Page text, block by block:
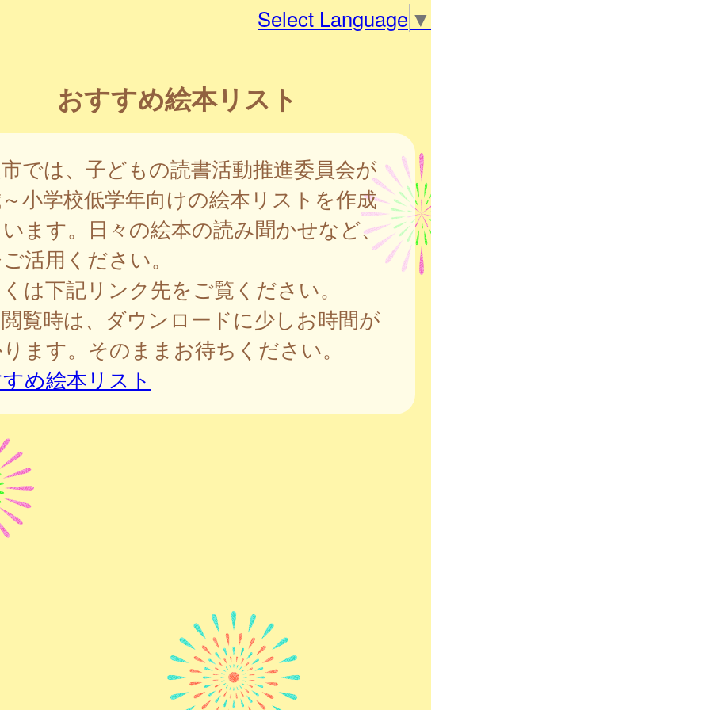
Select Language ▼
おすすめ絵本リスト
では、子どもの読書活動推進委員会が
小学校低学年向けの絵本リストを作成
ます。日々の絵本の読み聞かせなど、
活用ください。
は下記リンク先をご覧ください。
覧時は、ダウンロードに少しお時間が
ます。そのままお待ちください。
め絵本リスト